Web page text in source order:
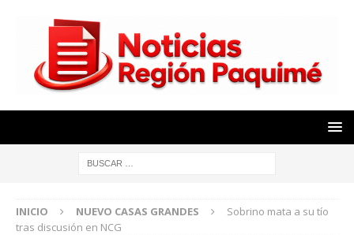
INICIO NUEVO CASAS GRANDES
Sobrino mata a su tío
tras discusión en NCG